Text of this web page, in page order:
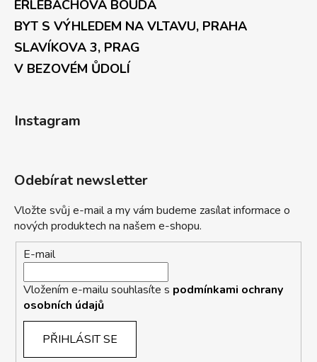
ERLEBACHOVÁ BOUDA
BYT S VÝHLEDEM NA VLTAVU, PRAHA
SLAVÍKOVA 3, PRAG
V BEZOVÉM ŮDOLÍ
Instagram
Odebírat newsletter
Vložte svůj e-mail a my vám budeme zasílat informace o
nových produktech na našem e-shopu.
E-mail
Vložením e-mailu souhlasíte s podmínkami ochrany
osobních údajů
PŘIHLÁSIT SE